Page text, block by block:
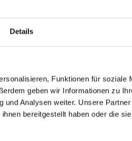
Details
Funktionen für soziale
geben wir Informationen zu
Analysen weiter. Unsere
bereitgestellt haben oder die
Farbwelt
Montage der Pfosten